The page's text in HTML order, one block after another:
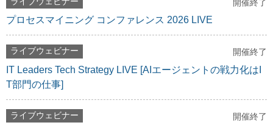
開催終了
プロセスマイニング コンファレンス 2026 LIVE
ライブウェビナー 開催終了
IT Leaders Tech Strategy LIVE [AIエージェントの戦力化はI
T部門の仕事]
ライブウェビナー 開催終了